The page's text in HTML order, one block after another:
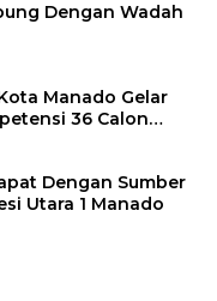
Dengan Wadah
Manado Gelar
36 Calon
Dengan Sumber
Utara 1 Manado